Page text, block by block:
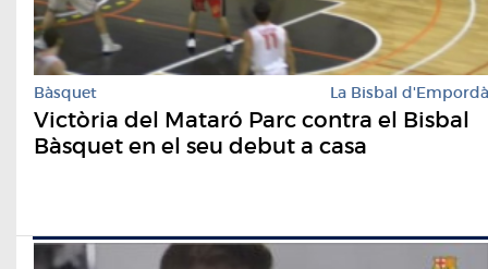
Bàsquet La Bisbal d'Empordà
Victòria del Mataró Parc contra el Bisbal
Bàsquet en el seu debut a casa